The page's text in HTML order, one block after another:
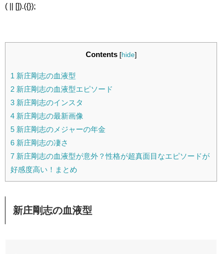
( || []).({});
Contents [hide]
1 新庄剛志の血液型
2 新庄剛志の血液型エピソード
3 新庄剛志のインスタ
4 新庄剛志の最新画像
5 新庄剛志のメジャーの年金
6 新庄剛志の凄さ
7 新庄剛志の血液型が意外？性格が超真面目なエピソードが
好感度高い！まとめ
新庄剛志の血液型